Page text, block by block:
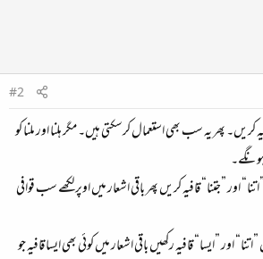
#2
کریں۔ پھر یہ سب بھی استعمال کرسکتی ہیں۔ مگر ہلنا اور ملنا کو
ہونگے۔
اور ”جتنا“ قافیہ کریں پھر باقی اشعار میں اوپر لکھے سب قوافی
اور ”ایسا“ قافیہ رکھیں باقی اشعار میں کوئی بھی ایسا قافیہ جو